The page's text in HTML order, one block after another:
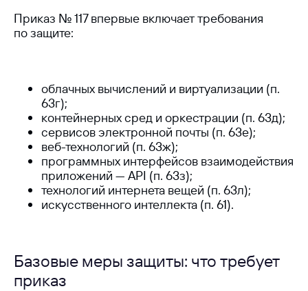
Приказ № 117 впервые включает требования
по защите:
облачных вычислений и виртуализации (п.
63г);
контейнерных сред и оркестрации (п. 63д);
сервисов электронной почты (п. 63е);
веб-технологий (п. 63ж);
программных интерфейсов взаимодействия
приложений — API (п. 63з);
технологий интернета вещей (п. 63л);
искусственного интеллекта (п. 61).
Базовые меры защиты: что требует
приказ